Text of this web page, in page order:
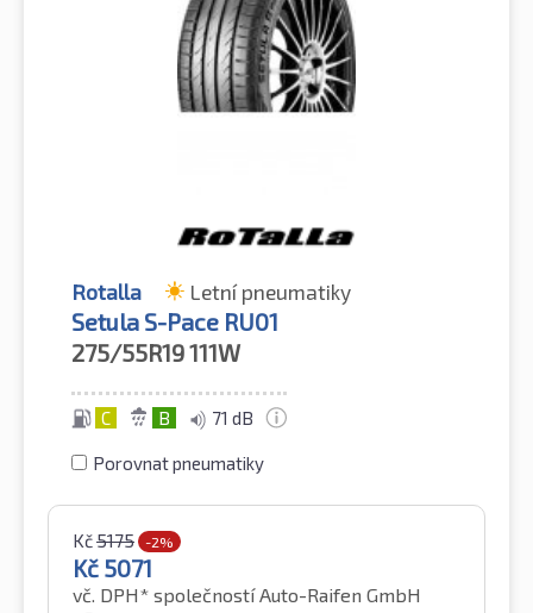
Rotalla Letní pneumatiky
Setula S-Pace RU01
275/55R19111W
C B 71 dB
Porovnat pneumatiky
Kč5175 -2%
Kč 5071
vč. DPH* společností Auto-Raifen GmbH